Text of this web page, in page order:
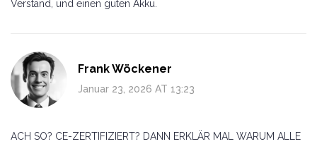
Verstand, und einen guten Akku.
Frank Wöckener
Januar 23, 2026 AT 13:23
ACH SO? CE-ZERTIFIZIERT? DANN ERKLÄR MAL WARUM ALLE